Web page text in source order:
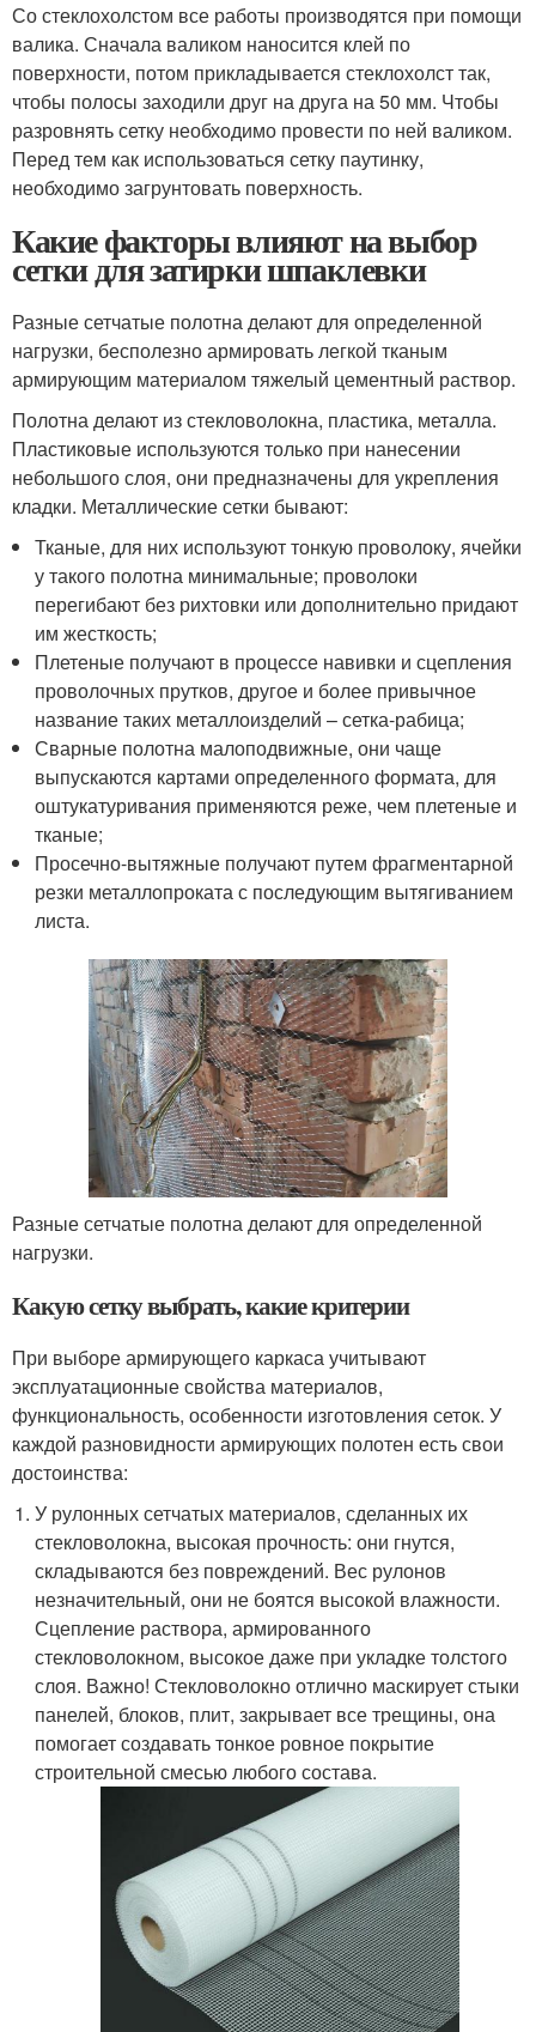
Со стеклохолстом все работы производятся при помощи
валика. Сначала валиком наносится клей по
поверхности, потом прикладывается стеклохолст так,
чтобы полосы заходили друг на друга на 50 мм. Чтобы
разровнять сетку необходимо провести по ней валиком.
Перед тем как использоваться сетку паутинку,
необходимо загрунтовать поверхность.
Какие факторы влияют на выбор
сетки для затирки шпаклевки
Разные сетчатые полотна делают для определенной
нагрузки, бесполезно армировать легкой тканым
армирующим материалом тяжелый цементный раствор.
Полотна делают из стекловолокна, пластика, металла.
Пластиковые используются только при нанесении
небольшого слоя, они предназначены для укрепления
кладки. Металлические сетки бывают:
Тканые, для них используют тонкую проволоку, ячейки
у такого полотна минимальные; проволоки
перегибают без рихтовки или дополнительно придают
им жесткость;
Плетеные получают в процессе навивки и сцепления
проволочных прутков, другое и более привычное
название таких металлоизделий – сетка-рабица;
Сварные полотна малоподвижные, они чаще
выпускаются картами определенного формата, для
оштукатуривания применяются реже, чем плетеные и
тканые;
Просечно-вытяжные получают путем фрагментарной
резки металлопроката с последующим вытягиванием
листа.
Разные сетчатые полотна делают для определенной
нагрузки.
Какую сетку выбрать, какие критерии
При выборе армирующего каркаса учитывают
эксплуатационные свойства материалов,
функциональность, особенности изготовления сеток. У
каждой разновидности армирующих полотен есть свои
достоинства:
У рулонных сетчатых материалов, сделанных их
стекловолокна, высокая прочность: они гнутся,
складываются без повреждений. Вес рулонов
незначительный, они не боятся высокой влажности.
Сцепление раствора, армированного
стекловолокном, высокое даже при укладке толстого
слоя. Важно! Стекловолокно отлично маскирует стыки
панелей, блоков, плит, закрывает все трещины, она
помогает создавать тонкое ровное покрытие
строительной смесью любого состава.